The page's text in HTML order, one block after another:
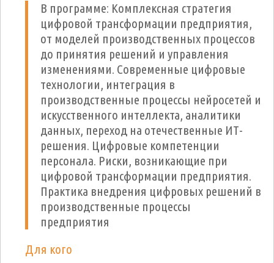
В программе: Комплексная стратегия
цифровой трансформации предприятия,
от моделей производственных процессов
до принятия решений и управления
изменениями. Современные цифровые
технологии, интеграция в
производственные процессы нейросетей и
искусственного интеллекта, аналитики
данных, переход на отечественные ИТ-
решения. Цифровые компетенции
персонала. Риски, возникающие при
цифровой трансформации предприятия.
Практика внедрения цифровых решений в
производственные процессы
предприятия
Для кого